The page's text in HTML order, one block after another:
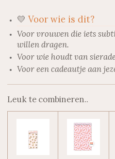
💛 Voor wie is dit?
Voor vrouwen die iets
willen dragen.
Voor wie houdt van
Voor een cadeautje aan
Leuk te combineren..